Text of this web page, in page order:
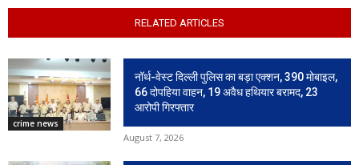
RELATED ARTICLES
crime news
नॉर्थ-वेस्ट दिल्ली पुलिस का बड़ा एक्शन, 390 मोबाइल,
66 दोपहिया वाहन, 19 अवैध हथियार बरामद, 23
आरोपी गिरफ्तार
August 7, 2026